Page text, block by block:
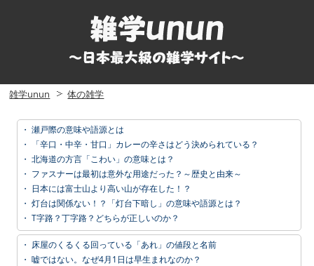
雑学unun 体の雑学
・ 瀬戸際の意味や語源とは
・
「辛口・中辛・甘口」カレーの辛さはどう決められている？
・ 北海道の方言「こわい」の意味とは？
・ ファスナーは最初は意外な用途だった？～歴史と由来～
・ 日本には富士山より高い山が存在した！？
・ 灯台は関係ない！？「灯台下暗し」の意味や語源とは？
・ T字路？丁字路？どちらが正しいのか？
・ 床屋のくるくる回っている「あれ」の値段と名前
・ 嘘ではない。なぜ4月1日は早生まれなのか？